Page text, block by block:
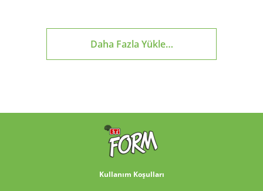
Daha Fazla Yükle…
Kullanım Koşulları